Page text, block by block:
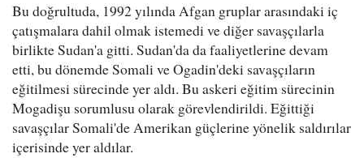
Bu doğrultuda, 1992 yılında Afgan gruplar arasındaki iç
çatışmalara dahil olmak istemedi ve diğer savaşçılarla
birlikte Sudan'a gitti. Sudan'da da faaliyetlerine devam
etti, bu dönemde Somali ve Ogadin'deki savaşçıların
eğitilmesi sürecinde yer aldı. Bu askeri eğitim sürecinin
Mogadişu sorumlusu olarak görevlendirildi. Eğittiği
savaşçılar Somali'de Amerikan güçlerine yönelik saldırılar
içerisinde yer aldılar.